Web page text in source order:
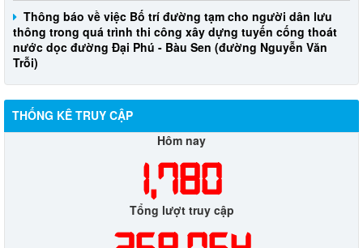
Thông báo về việc Bố trí đường tạm cho người dân lưu
thông trong quá trình thi công xây dựng tuyến cống thoát
nước dọc đường Đại Phú - Bàu Sen (đường Nguyễn Văn
Trỗi)
THỐNG KÊ TRUY CẬP
Hôm nay
1,780
Tổng lượt truy cập